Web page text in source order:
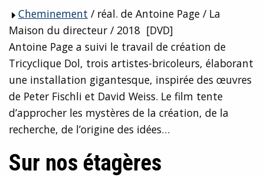
Cheminement / réal. de Antoine Page / La
Maison du directeur / 2018 [DVD]
Antoine Page a suivi le travail de création de
Tricyclique Dol, trois artistes-bricoleurs, élaborant
une installation gigantesque, inspirée des œuvres
de Peter Fischli et David Weiss. Le film tente
d’approcher les mystères de la création, de la
recherche, de l’origine des idées…
Sur nos étagères